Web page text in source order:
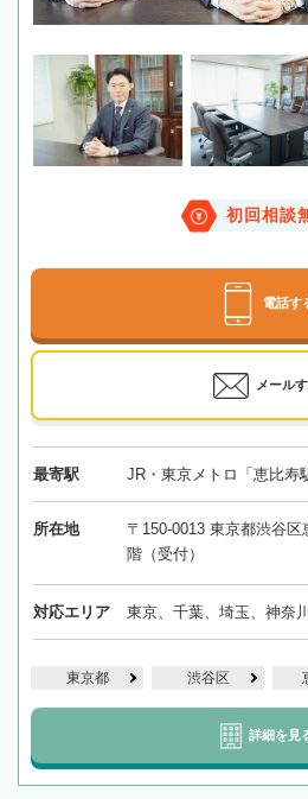
初回相談
電話す
メール
最寄駅 JR・東京メトロ「恵比寿
所在地
〒150-0013 東京都渋谷
階（受付）
対応エリア 東京、千葉、埼玉、神奈川
東京都 渋谷区
詳細を見